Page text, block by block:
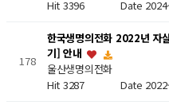
Hit 3396 Date
178
한국생명의전화 2022년 자
기] 안내
울산생명의전화
Hit 3287 Date